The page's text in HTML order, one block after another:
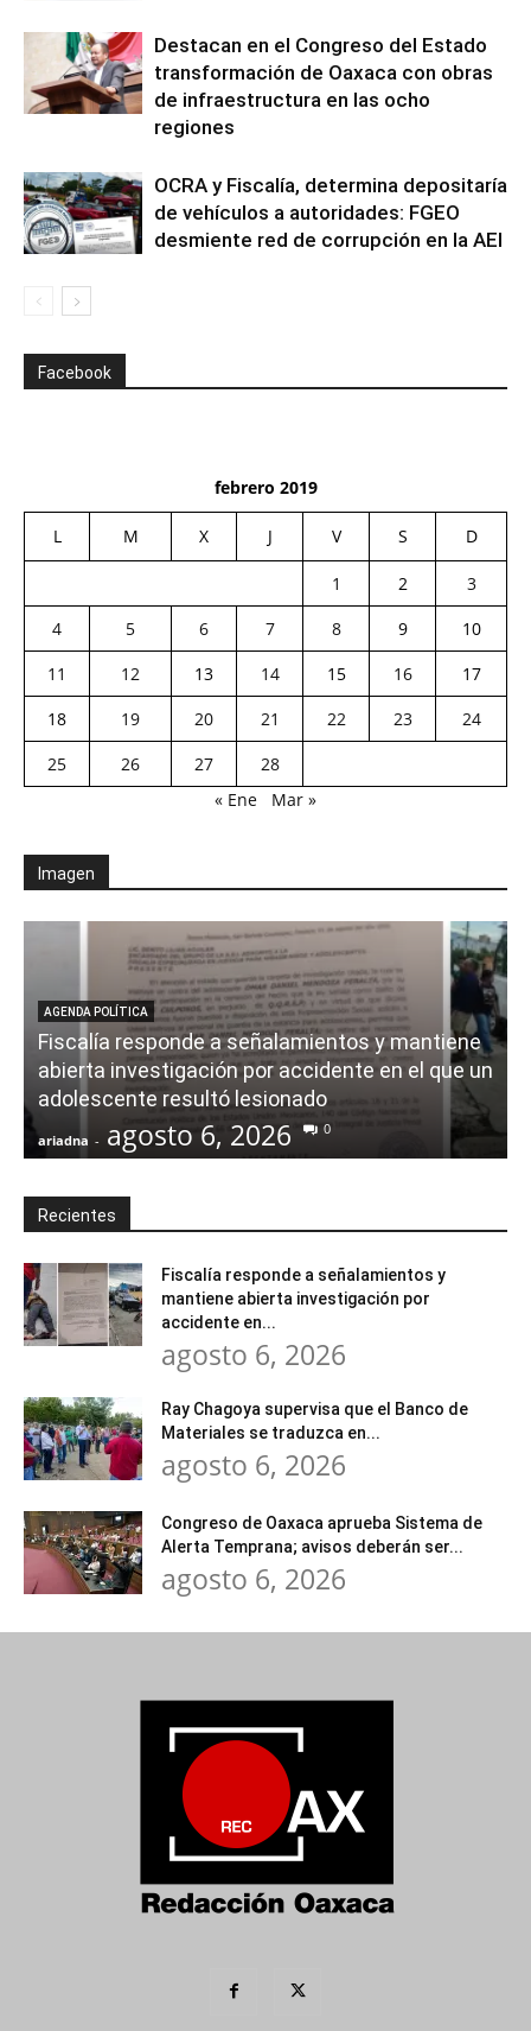
Destacan en el Congreso del Estado
transformación de Oaxaca con obras
de infraestructura en las ocho
regiones
OCRA y Fiscalía, determina depositaría
de vehículos a autoridades: FGEO
desmiente red de corrupción en la AEI
Facebook
febrero 2019
L M X J V S D
1 2
3
4
5 6 7 8 9
10
11
12 13 14 15 16
17
18
19 20 21 22 23
24
25
26 27
28
« Ene
Mar »
Imagen
AGENDA POLÍTICA
Fiscalía responde a señalamientos y mantiene
abierta investigación por accidente en el que un
adolescente resultó lesionado
ariadna - agosto 6, 2026 0
Recientes
Fiscalía responde a señalamientos y
mantiene abierta investigación por
accidente en...
agosto 6, 2026
Ray Chagoya supervisa que el Banco de
Materiales se traduzca en...
agosto 6, 2026
Congreso de Oaxaca aprueba Sistema de
Alerta Temprana; avisos deberán ser...
agosto 6, 2026